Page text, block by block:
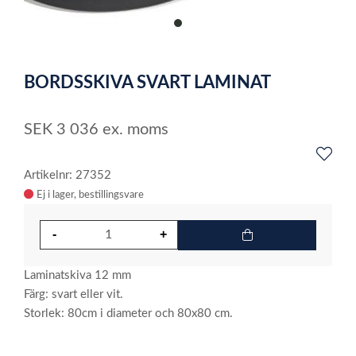
item
of
BORDSSKIVA SVART LAMINAT
SEK 3 036 ex. moms
Artikelnr: 27352
Ej i lager
Laminatskiva 12 mm
Färg: svart eller vit.
Storlek: 80cm i diameter och 80x80 cm.